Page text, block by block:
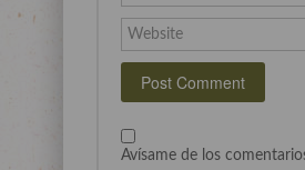
Website
Avísame de los